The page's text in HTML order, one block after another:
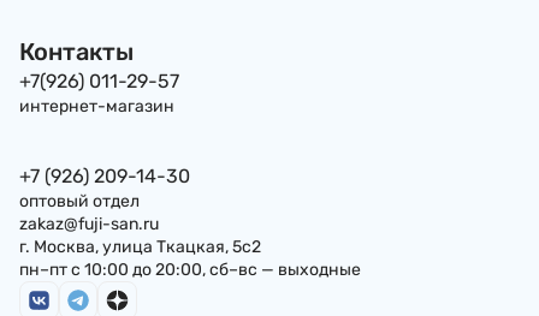
Контакты
+7(926) 011-29-57
интернет-магазин
+7 (926) 209-14-30
оптовый отдел
zakaz@fuji-san.ru
г. Москва, улица Ткацкая, 5с2
пн–пт с 10:00 до 20:00, сб–вс — выходные